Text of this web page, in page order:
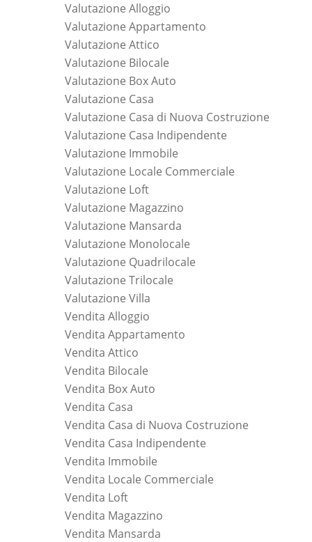
Valutazione Alloggio
Valutazione Appartamento
Valutazione Attico
Valutazione Bilocale
Valutazione Box Auto
Valutazione Casa
Valutazione Casa di Nuova Costruzione
Valutazione Casa Indipendente
Valutazione Immobile
Valutazione Locale Commerciale
Valutazione Loft
Valutazione Magazzino
Valutazione Mansarda
Valutazione Monolocale
Valutazione Quadrilocale
Valutazione Trilocale
Valutazione Villa
Vendita Alloggio
Vendita Appartamento
Vendita Attico
Vendita Bilocale
Vendita Box Auto
Vendita Casa
Vendita Casa di Nuova Costruzione
Vendita Casa Indipendente
Vendita Immobile
Vendita Locale Commerciale
Vendita Loft
Vendita Magazzino
Vendita Mansarda